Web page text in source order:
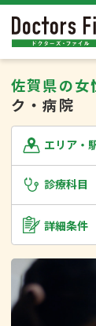
佐賀県の女
ク・病院
エリア・
診療科目
詳細条件